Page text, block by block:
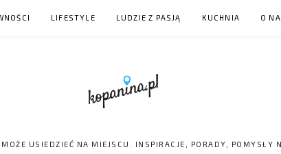
LIFESTYLE LUDZIE Z PASJĄ KUCHNIA O
USIEDZIEĆ NA MIEJSCU. INSPIRACJE, PORADY,